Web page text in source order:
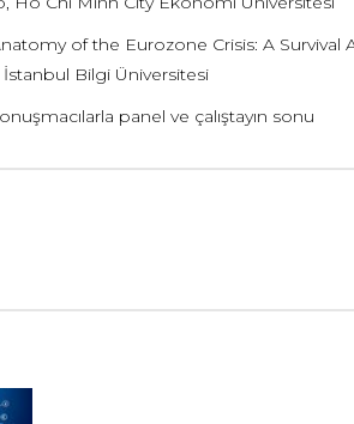
of the Eurozone Crisis: A Survival
İstanbul Bilgi Üniversitesi
panel ve çalıştayın sonu